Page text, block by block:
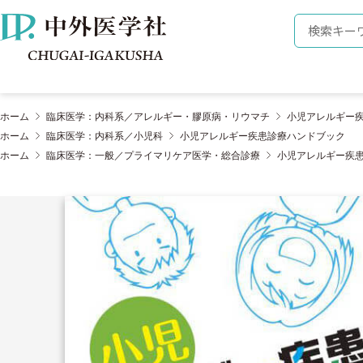
株式会社 中外医学社 検索キーワ
ホーム 臨床医学：内科系／アレルギー・膠原病・リウマチ
小児アレルギー
ホーム
臨床医学：内科系／小児科
小児アレルギー疾患診療ハンドブック
ホーム
臨床医学：一般／プライマリケア医学・総合診療 小児アレルギー疾